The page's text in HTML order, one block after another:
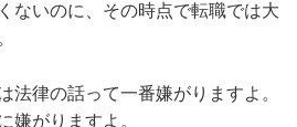
ないのに、その時点で転職では大
法律の話って一番嫌がりますよ。
嫌がりますよ。